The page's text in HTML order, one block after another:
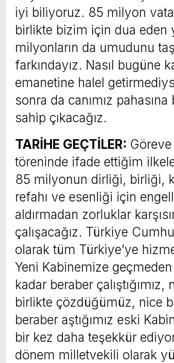
iyi biliyoruz. 85 milyon
birlikte bizim için dua eden
milyonların da umudunu
farkındayız. Nasıl bugüne
emanetine halel
sonra da canımız
sahip çıkacağız.
TARİHE GEÇTİLER:
töreninde ifade ettiğim
85 milyonun dirliği, birliği,
refahı ve esenliği için
aldırmadan zorluklar
çalışacağız. Türkiye
olarak tüm Türkiye’ye
Yeni Kabinemize
kadar beraber
birlikte çözdüğümüz, nice
beraber aştığımız eski
bir kez daha teşekkür
dönem milletvekili olarak